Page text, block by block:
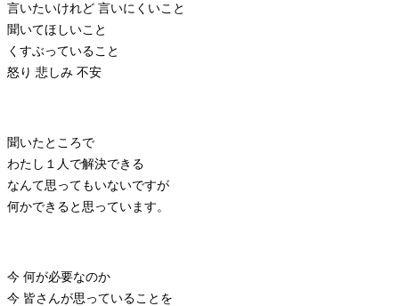
言いたいけれど 言いにくいこと
聞いてほしいこと
くすぶっていること
怒り 悲しみ 不安
聞いたところで
わたし１人で解決できる
なんて思ってもいないですが
何かできると思っています。
今 何が必要なのか
今 皆さんが思っていることを